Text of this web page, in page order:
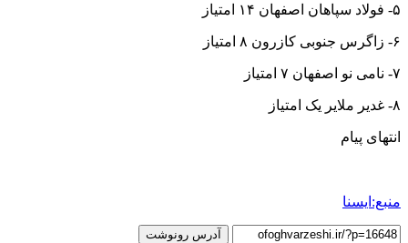
۵- فولاد سپاهان اصفهان ۱۴ امتیاز
۶- زاگرس جنوبی کازرون ۸ امتیاز
۷- نامی نو اصفهان ۷ امتیاز
۸- غدیر ملایر یک امتیاز
انتهای پیام
منبع:ایسنا
آدرس رونوشت